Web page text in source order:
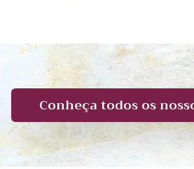
Conheça todos os